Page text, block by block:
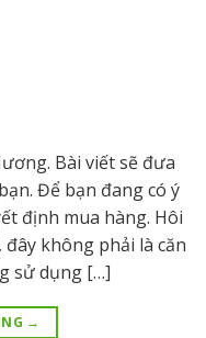
Bài viết sẽ đưa
Để bạn đang có ý
định mua hàng. Hôi
không phải là căn
sử dụng […]
→